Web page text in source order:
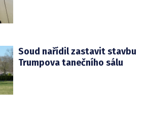
Soud nařídil zastavit stavbu
Trumpova tanečního sálu